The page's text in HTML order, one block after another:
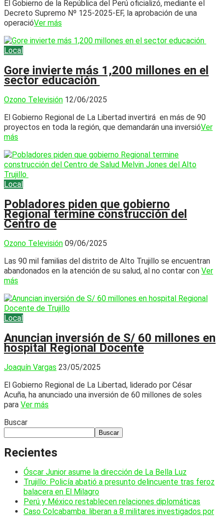
El Gobierno de la República del Perú oficializó, mediante el
Decreto Supremo Nº 125-2025-EF, la aprobación de una
operacióVer más
Local
Gore invierte más 1,200 millones en el
sector educación
Ozono Televisión 12/06/2025
El Gobierno Regional de La Libertad invertirá en más de 90
proyectos en toda la región, que demandarán una inversióVer
más
Local
Pobladores piden que gobierno
Regional termine construcción del
Centro de
Ozono Televisión 09/06/2025
Las 90 mil familias del distrito de Alto Trujillo se encuentran
abandonados en la atención de su salud, al no contar con Ver
más
Local
Anuncian inversión de S/ 60 millones en
hospital Regional Docente
Joaquín Vargas 23/05/2025
El Gobierno Regional de La Libertad, liderado por César
Acuña, ha anunciado una inversión de 60 millones de soles
para Ver más
Buscar
Buscar
Recientes
Óscar Junior asume la dirección de La Bella Luz
Trujillo: Policía abatió a presunto delincuente tras feroz
balacera en El Milagro
Perú y México restablecen relaciones diplomáticas
Caso Colcabamba: liberan a 8 militares investigados por